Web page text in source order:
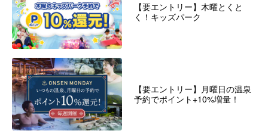
【要エントリー】木曜とくと
く！キッズパーク
【要エントリー】月曜日の温泉
予約でポイント+10%増量！